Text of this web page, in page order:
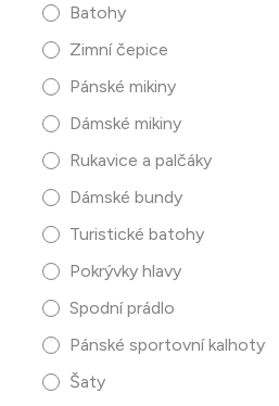
Batohy
Zimní čepice
Pánské mikiny
Dámské mikiny
Rukavice a palčáky
Dámské bundy
Turistické batohy
Pokrývky hlavy
Spodní prádlo
Pánské sportovní kalhoty
Šaty